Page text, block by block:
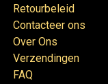
Retourbeleid
Contacteer ons
Over Ons
Verzendingen
FAQ